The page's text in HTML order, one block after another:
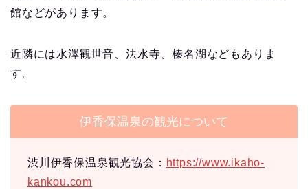
館などがあります。
近隣には水澤観世音、法水寺、榛名湖などもありま
す。
伊香保温泉の観光について
渋川伊香保温泉観光協会： https://www.ikaho-
kankou.com